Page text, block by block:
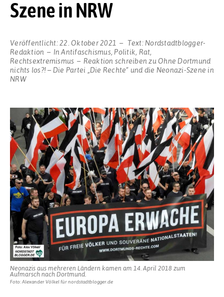
Szene in NRW
Veröffentlicht:22. Oktober 2021 Text: Nordstadtblogger-
Redaktion
InAntifaschismus,Politik, Rat,
Rechtsextremismus
Reaktion schreiben zu Ohne Dortmund
nichts los?! – Die Partei „Die Rechte“ und die Neonazi-Szene in
NRW
Neonazis aus mehreren Ländern kamen am 14. April 2018 zum
Aufmarsch nach Dortmund.
Foto: Alexander Völkel für nordstadtblogger.de